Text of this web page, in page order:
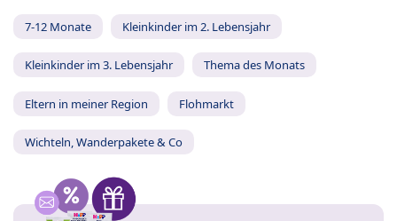
7-12 Monate Kleinkinder im 2. Lebensjahr
Kleinkinder im 3. Lebensjahr Thema des Monats
Eltern in meiner Region Flohmarkt
Wichteln, Wanderpakete & Co